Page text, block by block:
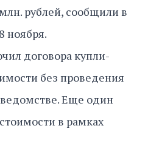
рублей, сообщили в
ноября.
договора купли-
без проведения
ведомстве. Еще один
в рамках